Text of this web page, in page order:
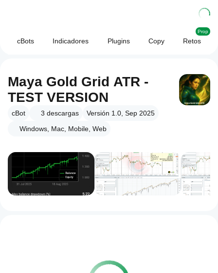
cBots Indicadores Plugins Copy Retos
Prop
Maya Gold Grid ATR -
TEST VERSION
cBot 3 descargas
Versión 1.0, Sep 2025
Windows, Mac, Mobile, Web